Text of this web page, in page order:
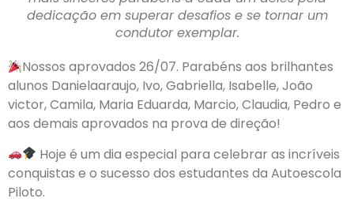
dedicação em superar desafios e se tornar um
condutor exemplar.
Nossos aprovados 26/07. Parabéns aos brilhantes
alunos Danielaaraujo, Ivo, Gabriella, Isabelle, João
victor, Camila, Maria Eduarda, Marcio, Claudia, Pedro e
aos demais aprovados na prova de direção!
Hoje é um dia especial para celebrar as incríveis
conquistas e o sucesso dos estudantes da Autoescola
Piloto.